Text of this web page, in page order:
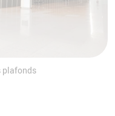
plafonds